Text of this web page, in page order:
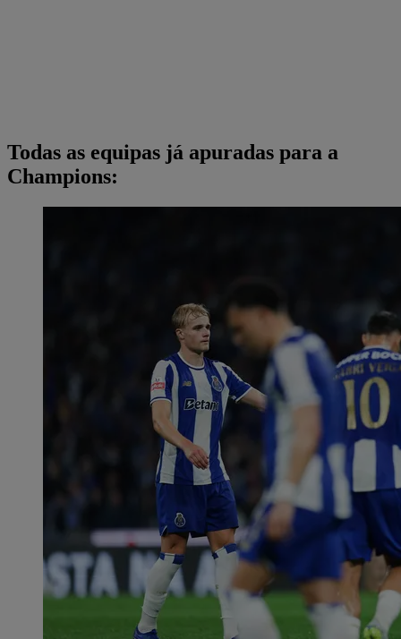
Todas as equipas já apuradas para a
Champions: